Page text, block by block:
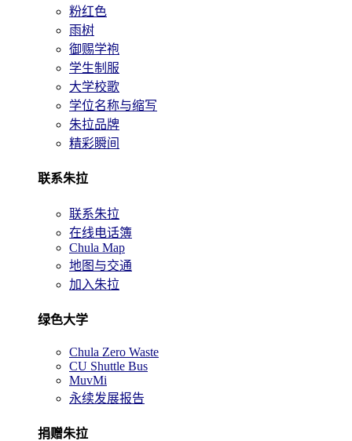
粉红色
雨树
御赐学袍
学生制服
大学校歌
学位名称与缩写
朱拉品牌
精彩瞬间
联系朱拉
联系朱拉
在线电话簿
Chula Map
地图与交通
加入朱拉
绿色大学
Chula Zero Waste
CU Shuttle Bus
MuvMi
永续发展报告
捐赠朱拉